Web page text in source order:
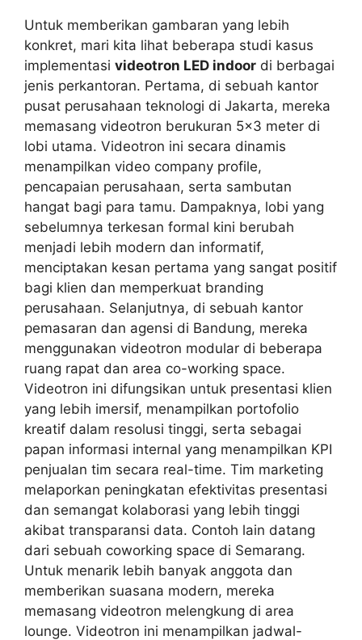
Untuk memberikan gambaran yang lebih
konkret, mari kita lihat beberapa studi kasus
implementasi videotron LED indoor di berbagai
jenis perkantoran. Pertama, di sebuah kantor
pusat perusahaan teknologi di Jakarta, mereka
memasang videotron berukuran 5×3 meter di
lobi utama. Videotron ini secara dinamis
menampilkan video company profile,
pencapaian perusahaan, serta sambutan
hangat bagi para tamu. Dampaknya, lobi yang
sebelumnya terkesan formal kini berubah
menjadi lebih modern dan informatif,
menciptakan kesan pertama yang sangat positif
bagi klien dan memperkuat branding
perusahaan. Selanjutnya, di sebuah kantor
pemasaran dan agensi di Bandung, mereka
menggunakan videotron modular di beberapa
ruang rapat dan area co-working space.
Videotron ini difungsikan untuk presentasi klien
yang lebih imersif, menampilkan portofolio
kreatif dalam resolusi tinggi, serta sebagai
papan informasi internal yang menampilkan KPI
penjualan tim secara real-time. Tim marketing
melaporkan peningkatan efektivitas presentasi
dan semangat kolaborasi yang lebih tinggi
akibat transparansi data. Contoh lain datang
dari sebuah coworking space di Semarang.
Untuk menarik lebih banyak anggota dan
memberikan suasana modern, mereka
memasang videotron melengkung di area
lounge. Videotron ini menampilkan jadwal-